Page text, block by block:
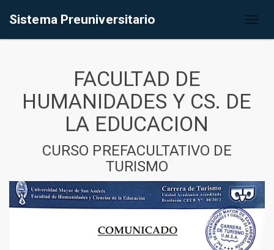
Sistema Preuniversitario
FACULTAD DE
HUMANIDADES Y CS. DE
LA EDUCACION
CURSO PREFACULTATIVO DE
TURISMO